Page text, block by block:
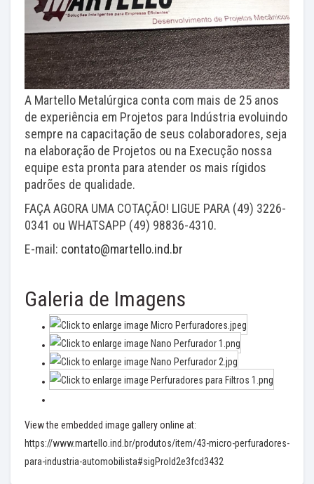
A Martello Metalúrgica conta com mais de 25 anos
de experiência em Projetos para Indústria evoluindo
sempre na capacitação de seus colaboradores, seja
na elaboração de Projetos ou na Execução nossa
equipe esta pronta para atender os mais rígidos
padrões de qualidade.
FAÇA AGORA UMA COTAÇÃO! LIGUE PARA (49) 3226-
0341 ou WHATSAPP (49) 98836-4310.
E-mail: contato@martello.ind.br
Galeria de Imagens
View the embedded image gallery online at:
https://www.martello.ind.br/produtos/item/43-micro-perfuradores-
para-industria-automobilista#sigProId2e3fcd3432